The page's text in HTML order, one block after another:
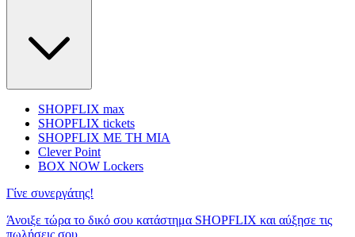
SHOPFLIX max
SHOPFLIX tickets
SHOPFLIX ΜΕ ΤΗ ΜΙΑ
Clever Point
BOX NOW Lockers
Γίνε συνεργάτης!
Άνοιξε τώρα το δικό σου κατάστημα SHOPFLIX και αύξησε τις